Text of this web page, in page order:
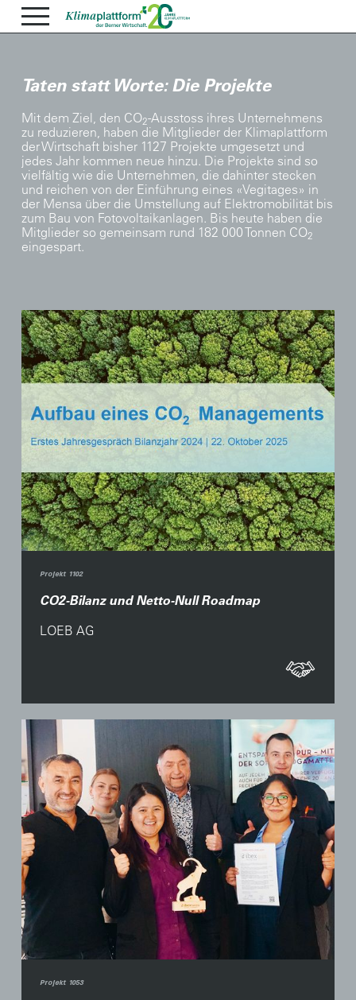
Taten statt Worte: Die Projekte
Mit dem Ziel, den CO2-Ausstoss ihres Unternehmens
zu reduzieren, haben die Mitglieder der Klimaplattform
der Wirtschaft bisher 1127 Projekte umgesetzt und
jedes Jahr kommen neue hinzu. Die Projekte sind so
vielfältig wie die Unternehmen, die dahinter stecken
und reichen von der Einführung eines «Vegitages» in
der Mensa über die Umstellung auf Elektromobilität bis
zum Bau von Fotovoltaikanlagen. Bis heute haben die
Mitglieder so gemeinsam rund 182 000 Tonnen CO2
eingespart.
Projekt 1102
CO2-Bilanz und Netto-Null Roadmap
LOEB AG
Projekt 1053